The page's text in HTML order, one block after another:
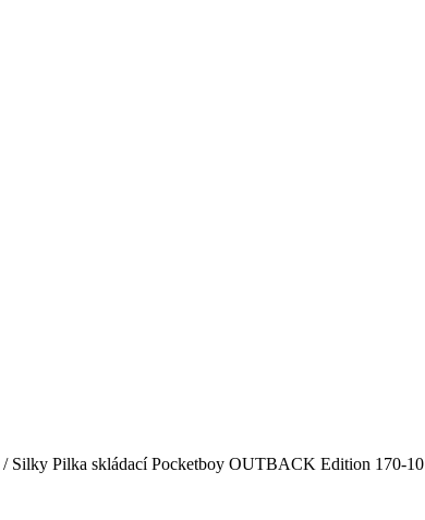
/ Silky Pilka skládací Pocketboy OUTBACK Edition 170-10